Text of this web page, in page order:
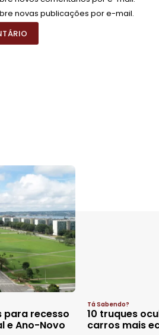
novas publicações por e-mail.
para recesso
e Ano-Novo
Tá Sabendo?
10 truques
carros mais